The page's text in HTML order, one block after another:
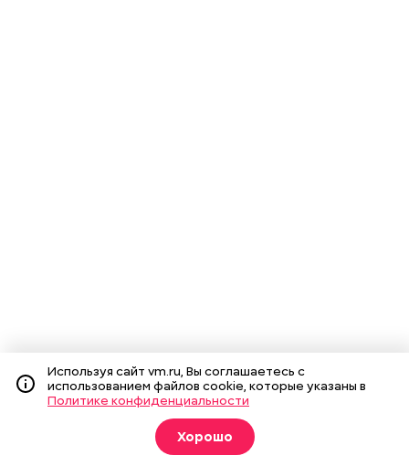
Используя сайт vm.ru, Вы соглашаетесь с
использованием файлов cookie, которые указаны в
Политике конфиденциальности
Хорошо